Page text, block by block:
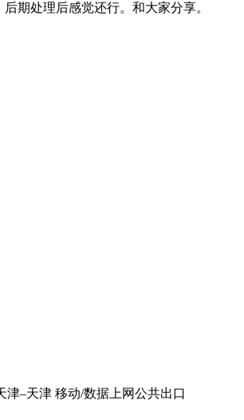
期处理后感觉还行。和大家分享。
津–天津 移动/数据上网公共出口